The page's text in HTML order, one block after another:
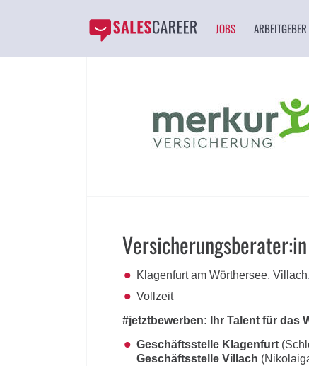
JOBS ARBEITGEBER
Klagenfurt am Wörthersee,
Vollzeit
#jetztbewerben: Ihr Talent für das
Geschäftsstelle Klagenfurt
Geschäftsstelle Villach